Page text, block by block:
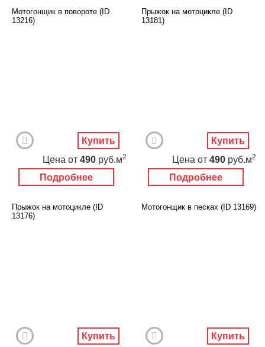
Мотогонщик в повороте (ID
13216)
Подробнее
Цена от 490 руб.м2
Купить
Прыжок на мотоцикле (ID
13181)
Подробнее
Цена от 490 руб.м2
Купить
Прыжок на мотоцикле (ID
13176)
Купить
Мотогонщик в песках (ID 13169)
Купить